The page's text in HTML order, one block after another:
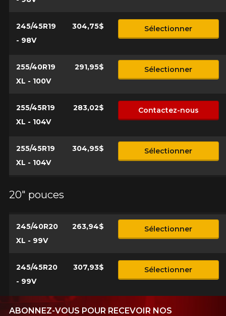
245/45R19
- 98V
304,75$ Sélectionner
255/40R19
XL - 100V
291,95$ Sélectionner
255/45R19
XL - 104V
283,02$ Contactez-nous
255/45R19
XL - 104V
304,95$ Sélectionner
20" pouces
245/40R20
XL - 99V
263,94$ Sélectionner
245/45R20
- 99V
307,93$ Sélectionner
ABONNEZ-VOUS POUR RECEVOIR NOS